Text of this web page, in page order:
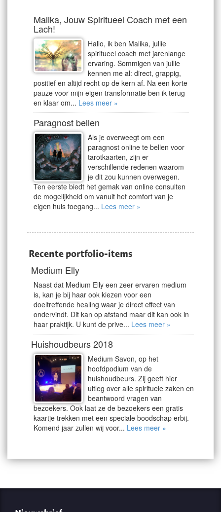
Malika, Jouw Spiritueel Coach met een
Lach!
Hallo, ik ben Malika, jullie
spiritueel coach met jarenlange
ervaring. Sommigen van jullie
kennen me al: direct, grappig,
positief en altijd recht op de kern af. Na een korte
pauze voor mijn eigen transformatie ben ik terug
en klaar om... Lees meer »
Paragnost bellen
Als je overweegt om een
paragnost online te bellen voor
tarotkaarten, zijn er
verschillende redenen waarom
je dit zou kunnen overwegen.
Ten eerste biedt het gemak van online consulten
de mogelijkheid om vanuit het comfort van je
eigen huis toegang... Lees meer »
Recente portfolio-items
Medium Elly
Naast dat Medium Elly een zeer ervaren medium
is, kan je bij haar ook kiezen voor een
doeltreffende healing waar je direct effect van
ondervindt. Dit kan op afstand maar dit kan ook in
haar praktijk. U kunt de prive... Lees meer »
Huishoudbeurs 2018
Medium Savon, op het
hoofdpodium van de
huishoudbeurs. Zij geeft hier
uitleg over alle spirituele zaken en
beantwoord vragen van
bezoekers. Ook laat ze de bezoekers een gratis
kaartje trekken met een speciale boodschap erbij.
Komend jaar zullen wij voor... Lees meer »